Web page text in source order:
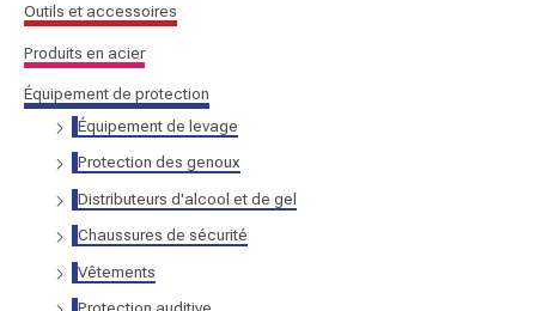
u
r
Outils et accessoires
Produits en acier
Équipement de protection
Équipement de levage
Protection des genoux
Distributeurs d'alcool et de gel
Chaussures de sécurité
Vêtements